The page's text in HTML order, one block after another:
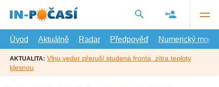
hlavní
Úvod
Aktuálně Radar Předpověď Numerický model
AKTUALITA: Vlnu veder přeruší studená fronta, zítra teploty
klesnou